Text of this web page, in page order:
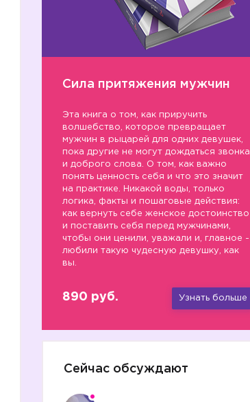
Сила притяжения мужчин
Эта книга о том, как приручить
волшебство, которое превращает
мужчин в рыцарей для одних девушек,
пока другие не могут дождаться звонка
и доброго слова. О том, как важно
понять ценность себя и что это значит
на практике. Никакой воды, только
логика, факты и пошаговые действия:
как вернуть себе женское достоинство
и поставить себя перед мужчинами,
чтобы они ценили, уважали и, главное -
любили такую чудесную девушку, как
вы.
890 руб. Узнать больше
Сейчас обсуждают